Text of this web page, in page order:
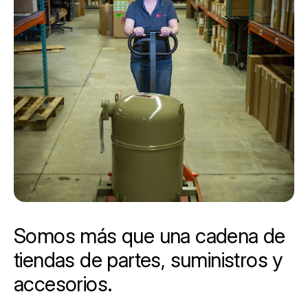
Somos más que una cadena de
tiendas de partes, suministros y
accesorios.